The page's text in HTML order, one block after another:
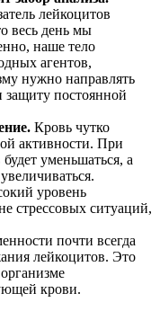
лейкоцитов
весь день мы
наше тело
агентов,
нужно направлять
защиту постоянной
Кровь чутко
активности. При
уменьшаться, а
уровень
стрессовых ситуаций,
почти всегда
лейкоцитов. Это
крови.